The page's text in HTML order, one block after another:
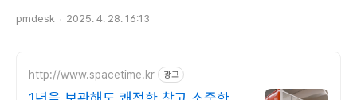
pmdesk 2025. 4. 28. 16:13
http://www.spacetime.kr 광고